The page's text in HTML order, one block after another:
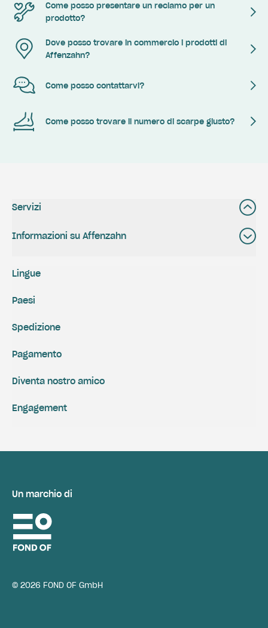
Come posso presentare un reclamo per un
prodotto?
Dove posso trovare in commercio i prodotti di
Affenzahn?
Come posso contattarvi?
Come posso trovare il numero di scarpe giusto?
Servizi
Informazioni su Affenzahn
Spedizione
Pagamento
Engagement
Diventa nostro amico
Lingue
Paesi
Un marchio di
© 2026 FOND OF GmbH